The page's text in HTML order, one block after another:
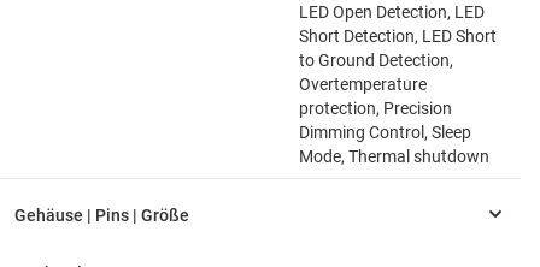
LED Open Detection, LED
Short Detection, LED Short
to Ground Detection,
Overtemperature
protection, Precision
Dimming Control, Sleep
Mode, Thermal shutdown